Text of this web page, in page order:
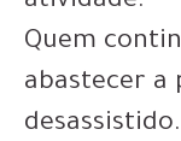
Quem
abastecer a